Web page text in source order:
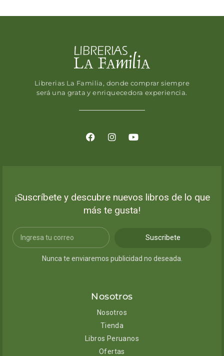
Librerias La Familia, donde comprar siempre
será una grata y enriquecedora experiencia.
¡Suscríbete y descubre nuevos libros de lo que
más te gusta!
Suscribete
Nunca te enviaremos publicidad no deseada.
Nosotros
Nosotros
Tienda
Libros Peruanos
Ofertas